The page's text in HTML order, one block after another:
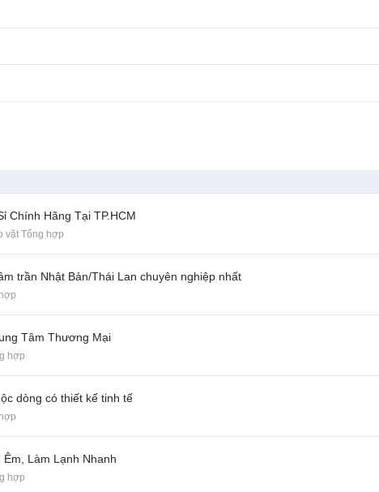
Chính Hãng Tại TP.HCM
vặt Tổng hợp
trần Nhật Bản/Thái Lan chuyên nghiệp nhất
Tâm Thương Mại
hợp
dòng có thiết kế tinh tế
Làm Lạnh Nhanh
hợp